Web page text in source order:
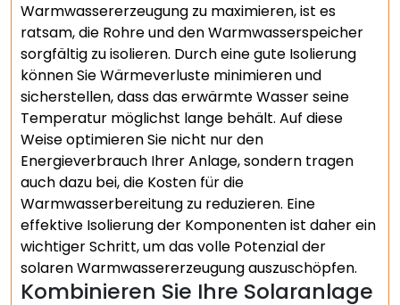
Warmwassererzeugung zu maximieren, ist es
ratsam, die Rohre und den Warmwasserspeicher
sorgfältig zu isolieren. Durch eine gute Isolierung
können Sie Wärmeverluste minimieren und
sicherstellen, dass das erwärmte Wasser seine
Temperatur möglichst lange behält. Auf diese
Weise optimieren Sie nicht nur den
Energieverbrauch Ihrer Anlage, sondern tragen
auch dazu bei, die Kosten für die
Warmwasserbereitung zu reduzieren. Eine
effektive Isolierung der Komponenten ist daher ein
wichtiger Schritt, um das volle Potenzial der
solaren Warmwassererzeugung auszuschöpfen.
Kombinieren Sie Ihre Solaranlage